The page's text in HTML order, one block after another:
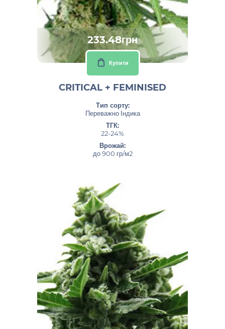
233.48грн
Купити
CRITICAL + FEMINISED
Тип сорту:
Переважно Індика
ТГК:
22-24%
Врожай:
до 900 гр/м2